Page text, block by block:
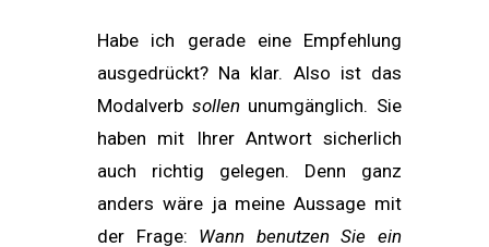
Habe ich gerade eine Empfehlung
ausgedrückt? Na klar. Also ist das
Modalverb sollen unumgänglich. Sie
haben mit Ihrer Antwort sicherlich
auch richtig gelegen. Denn ganz
anders wäre ja meine Aussage mit
der Frage: Wann benutzen Sie ein